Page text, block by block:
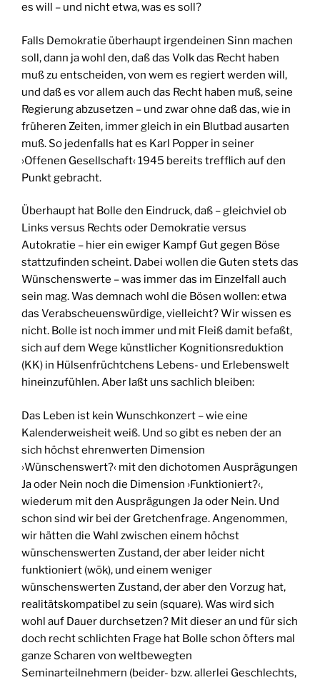
es will – und nicht etwa, was es soll?
Falls Demokratie überhaupt irgendeinen Sinn machen
soll, dann ja wohl den, daß das Volk das Recht haben
muß zu entscheiden, von wem es regiert werden will,
und daß es vor allem auch das Recht haben muß, seine
Regierung abzusetzen – und zwar ohne daß das, wie in
früheren Zeiten, immer gleich in ein Blutbad ausarten
muß. So jedenfalls hat es Karl Popper in seiner
›Offenen Gesellschaft‹ 1945 bereits trefflich auf den
Punkt gebracht.
Überhaupt hat Bolle den Eindruck, daß – gleichviel ob
Links versus Rechts oder Demokratie versus
Autokratie – hier ein ewiger Kampf Gut gegen Böse
stattzufinden scheint. Dabei wollen die Guten stets das
Wünschenswerte – was immer das im Einzelfall auch
sein mag. Was demnach wohl die Bösen wollen: etwa
das Verabscheuenswürdige, vielleicht? Wir wissen es
nicht. Bolle ist noch immer und mit Fleiß damit befaßt,
sich auf dem Wege künstlicher Kognitionsreduktion
(KK) in Hülsenfrüchtchens Lebens- und Erlebenswelt
hineinzufühlen. Aber laßt uns sachlich bleiben:
Das Leben ist kein Wunschkonzert – wie eine
Kalenderweisheit weiß. Und so gibt es neben der an
sich höchst ehrenwerten Dimension
›Wünschenswert?‹ mit den dichotomen Ausprägungen
Ja oder Nein noch die Dimension ›Funktioniert?‹,
wiederum mit den Ausprägungen Ja oder Nein. Und
schon sind wir bei der Gretchenfrage. Angenommen,
wir hätten die Wahl zwischen einem höchst
wünschenswerten Zustand, der aber leider nicht
funktioniert (wōk), und einem weniger
wünschenswerten Zustand, der aber den Vorzug hat,
realitätskompatibel zu sein (square). Was wird sich
wohl auf Dauer durchsetzen? Mit dieser an und für sich
doch recht schlichten Frage hat Bolle schon öfters mal
ganze Scharen von weltbewegten
Seminarteilnehmern (beider- bzw. allerlei Geschlechts,